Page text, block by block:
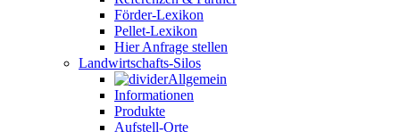
Förder-Lexikon
Pellet-Lexikon
Hier Anfrage stellen
Landwirtschafts-Silos
Allgemein
Informationen
Produkte
Aufstell-Orte